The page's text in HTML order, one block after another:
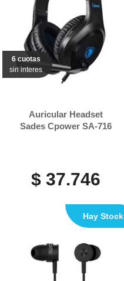
6 cuotas
sin interes
Auricular Headset
Sades Cpower SA-716
$ 37.746
Hay Stock